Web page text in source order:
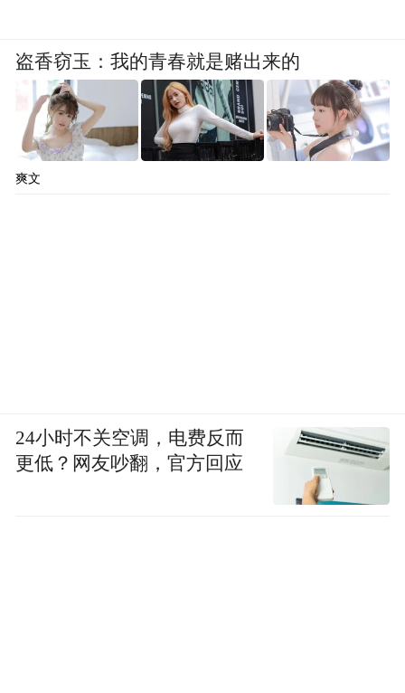
盗香窃玉：我的青春就是赌出来的
爽文
24小时不关空调，电费反而
更低？网友吵翻，官方回应